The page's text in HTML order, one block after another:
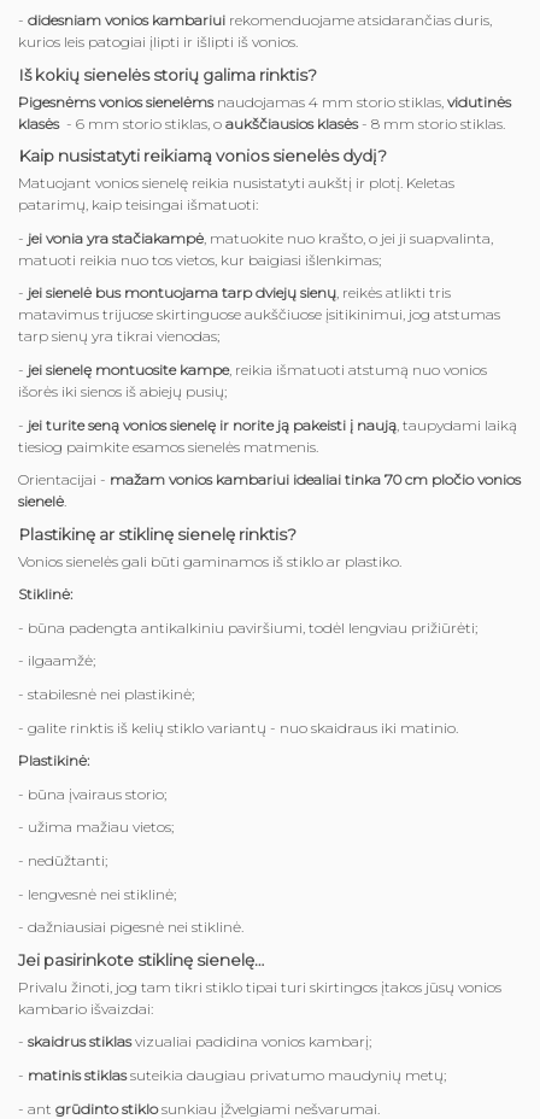
- didesniam vonios kambariui rekomenduojame atsidarančias duris,
kurios leis patogiai įlipti ir išlipti iš vonios.
Iš kokių sienelės storių galima rinktis?
Pigesnėms vonios sienelėmsnaudojamas 4 mm storio stiklas, vidutinės
klasės - 6 mm storio stiklas, o aukščiausios klasės- 8 mm storio stiklas.
Kaip nusistatyti reikiamą vonios sienelės dydį?
Matuojant vonios sienelę reikia nusistatyti aukštį ir plotį. Keletas
patarimų, kaip teisingai išmatuoti:
- jei vonia yra stačiakampė , matuokite nuo krašto, o jei ji suapvalinta,
matuoti reikia nuo tos vietos, kur baigiasi išlenkimas;
- jei sienelė bus montuojama tarp dviejų sienų, reikės atlikti tris
matavimus trijuose skirtinguose aukščiuose įsitikinimui, jog atstumas
tarp sienų yra tikrai vienodas;
- jei sienelę montuosite kampe, reikia išmatuoti atstumą nuo vonios
išorės iki sienos iš abiejų pusių;
- jei turite seną vonios sienelę ir norite ją pakeisti į naują , taupydami laiką
tiesiog paimkite esamos sienelės matmenis.
Orientacijai - mažam vonios kambariui idealiai tinka 70 cm pločio vonios
sienelė.
Plastikinę ar stiklinę sienelę rinktis?
Vonios sienelės gali būti gaminamos iš stiklo ar plastiko.
Stiklinė:
- būna padengta antikalkiniu paviršiumi, todėl lengviau prižiūrėti;
- ilgaamžė;
- stabilesnė nei plastikinė;
- galite rinktis iš kelių stiklo variantų - nuo skaidraus iki matinio.
Plastikinė:
- būna įvairaus storio;
- užima mažiau vietos;
- nedūžtanti;
- lengvesnė nei stiklinė;
- dažniausiai pigesnė nei stiklinė.
Jei pasirinkote stiklinę sienelę…
Privalu žinoti, jog tam tikri stiklo tipai turi skirtingos įtakos jūsų vonios
kambario išvaizdai:
- skaidrus stiklasvizualiai padidina vonios kambarį;
- matinis stiklassuteikia daugiau privatumo maudynių metų;
- ant grūdinto stiklosunkiau įžvelgiami nešvarumai.